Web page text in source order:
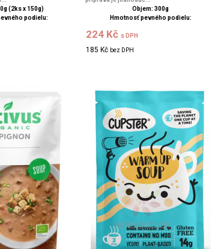
(2ks x 150g)
podielu:
Objem: 300g
Hmotnosť pevného podielu:
224 Kč s DPH
185 Kč bez DPH